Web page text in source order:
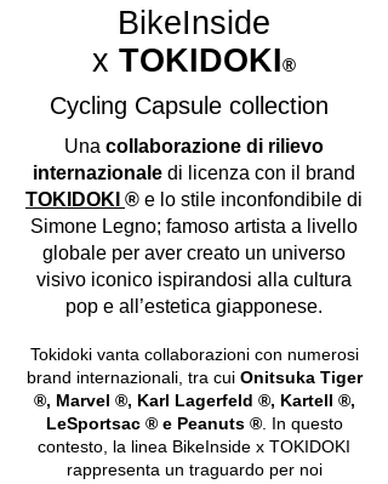
BikeInside
x TOKIDOKI®
Cycling Capsule collection
Una collaborazione di rilievo
internazionale di licenza con il brand
TOKIDOKI ® e lo stile inconfondibile di
Simone Legno; famoso artista a livello
globale per aver creato un universo
visivo iconico ispirandosi alla cultura
pop e all’estetica giapponese.
Tokidoki vanta collaborazioni con numerosi
brand internazionali, tra cui Onitsuka Tiger
®, Marvel ®, Karl Lagerfeld ®, Kartell ®,
LeSportsac ® e Peanuts ®. In questo
contesto, la linea BikeInside x TOKIDOKI
rappresenta un traguardo per noi